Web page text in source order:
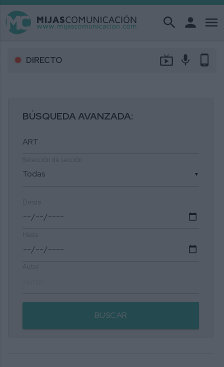
search person menu
DIRECTO live_tv mic phone_android
BÚSQUEDA AVANZADA:
▼
BUSCAR